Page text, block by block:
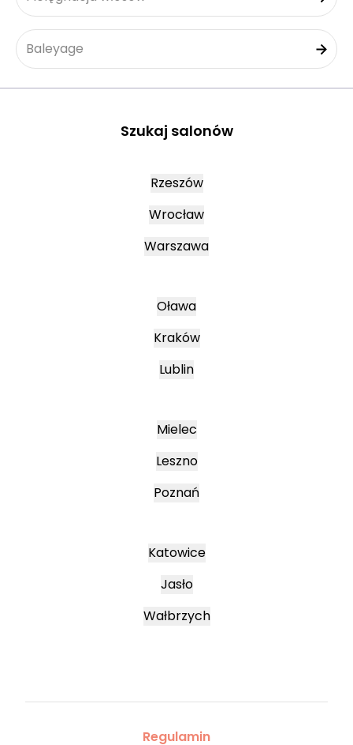
Baleyage
Szukaj salonów
Rzeszów
Wrocław
Warszawa
Oława
Kraków
Lublin
Mielec
Leszno
Poznań
Katowice
Jasło
Wałbrzych
Regulamin